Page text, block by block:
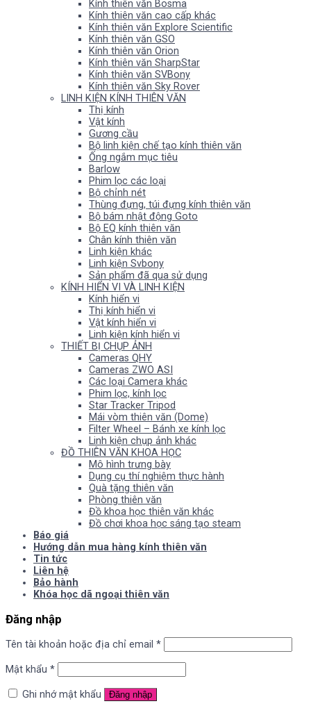
Kính thiên văn Bosma
Kính thiên văn cao cấp khác
Kính thiên văn Explore Scientific
Kính thiên văn GSO
Kính thiên văn Orion
Kính thiên văn SharpStar
Kính thiên văn SVBony
Kính thiên văn Sky Rover
LINH KIỆN KÍNH THIÊN VĂN
Thị kính
Vật kính
Gương cầu
Bộ linh kiện chế tạo kính thiên văn
Ống ngắm mục tiêu
Barlow
Phim lọc các loại
Bộ chỉnh nét
Thùng đựng, túi đựng kính thiên văn
Bộ bám nhật động Goto
Bộ EQ kính thiên văn
Chân kính thiên văn
Linh kiện khác
Linh kiện Svbony
Sản phẩm đã qua sử dụng
KÍNH HIỂN VI VÀ LINH KIỆN
Kính hiển vi
Thị kính hiển vi
Vật kính hiển vi
Linh kiện kính hiển vi
THIẾT BỊ CHỤP ẢNH
Cameras QHY
Cameras ZWO ASI
Các loại Camera khác
Phim lọc, kính lọc
Star Tracker Tripod
Mái vòm thiên văn (Dome)
Filter Wheel – Bánh xe kính lọc
Linh kiện chụp ảnh khác
ĐỒ THIÊN VĂN KHOA HỌC
Mô hình trưng bày
Dụng cụ thí nghiệm thực hành
Quà tặng thiên văn
Phòng thiên văn
Đồ khoa học thiên văn khác
Đồ chơi khoa học sáng tạo steam
Báo giá
Hướng dẫn mua hàng kính thiên văn
Tin tức
Liên hệ
Bảo hành
Khóa học dã ngoại thiên văn
Đăng nhập
Tên tài khoản hoặc địa chỉ email *
Mật khẩu *
Ghi nhớ mật khẩu Đăng nhập